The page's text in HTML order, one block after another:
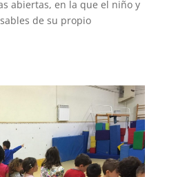
abiertas, en la que el niño y
de su propio